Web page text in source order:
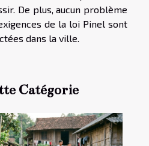
De plus, aucun problème
de la loi Pinel sont
dans la ville.
Catégorie